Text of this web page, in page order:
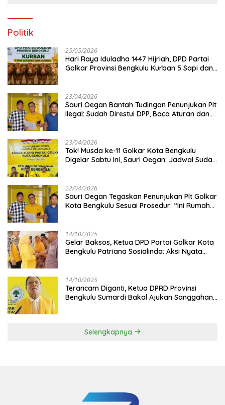
Politik
25/05/2026
Hari Raya Iduladha 1447 Hijriah, DPD Partai
Golkar Provinsi Bengkulu Kurban 5 Sapi dan 1
23/04/2026
Sauri Oegan Bantah Tudingan Penunjukan Plt
Ilegal: Sudah Direstui DPP, Baca Aturan dan
23/04/2026
‎Tok! Musda ke-11 Golkar Kota Bengkulu
Digelar Sabtu Ini, Sauri Oegan: Jadwal Sudah
22/04/2026
Sauri Oegan Tegaskan Penunjukan Plt Golkar
Kota Bengkulu Sesuai Prosedur: “Ini Rumah
14/10/2025
‎Gelar Baksos, Ketua DPD Partai Golkar Kota
Bengkulu Patriana Sosialinda: Aksi Nyata
14/10/2025
Terancam Diganti, Ketua DPRD Provinsi
Bengkulu Sumardi Bakal Ajukan Sanggahan
Selengkapnya